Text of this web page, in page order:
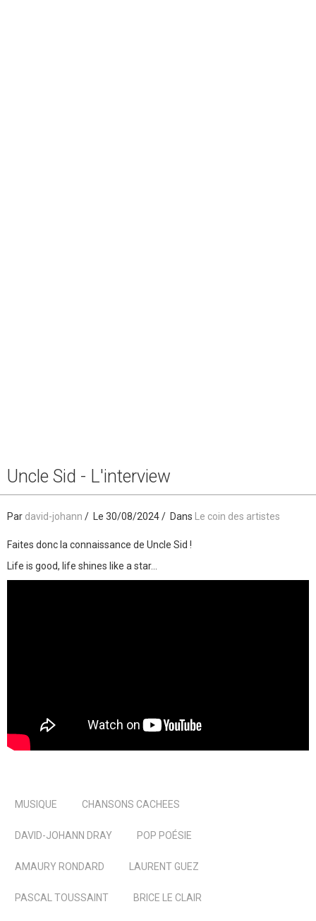
Uncle Sid - L'interview
Par david-johann Le 30/08/2024 Dans Le coin des artistes
Faites donc la connaissance de Uncle Sid !
Life is good, life shines like a star...
MUSIQUE CHANSONS CACHEES
DAVID-JOHANN DRAY POP POÉSIE
AMAURY RONDARD LAURENT GUEZ
PASCAL TOUSSAINT BRICE LE CLAIR